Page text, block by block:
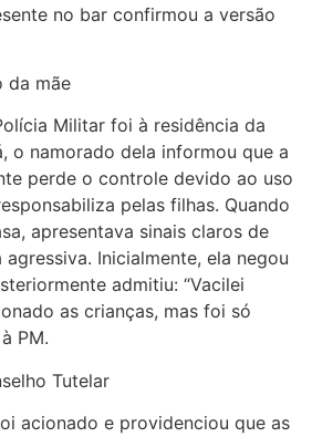
no bar confirmou a versão
da mãe
Militar foi à residência da
o namorado dela informou que a
perde o controle devido ao uso
pelas filhas. Quando
apresentava sinais claros de
Inicialmente, ela negou
admitiu: “Vacilei
as crianças, mas foi só
PM.
Tutelar
acionado e providenciou que as